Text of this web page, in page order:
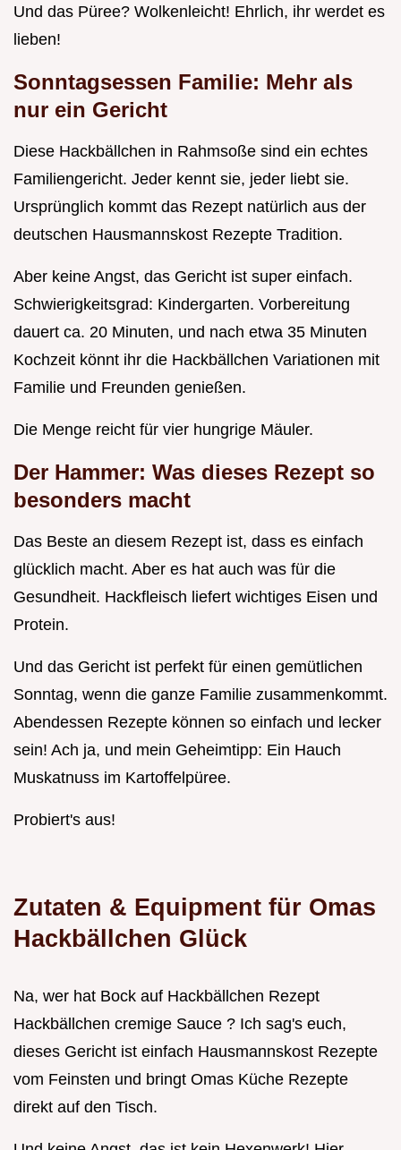
Und das Püree? Wolkenleicht! Ehrlich, ihr werdet es
lieben!
Sonntagsessen Familie: Mehr als
nur ein Gericht
Diese Hackbällchen in Rahmsoße sind ein echtes
Familiengericht. Jeder kennt sie, jeder liebt sie.
Ursprünglich kommt das Rezept natürlich aus der
deutschen Hausmannskost Rezepte Tradition.
Aber keine Angst, das Gericht ist super einfach.
Schwierigkeitsgrad: Kindergarten. Vorbereitung
dauert ca. 20 Minuten, und nach etwa 35 Minuten
Kochzeit könnt ihr die Hackbällchen Variationen mit
Familie und Freunden genießen.
Die Menge reicht für vier hungrige Mäuler.
Der Hammer: Was dieses Rezept so
besonders macht
Das Beste an diesem Rezept ist, dass es einfach
glücklich macht. Aber es hat auch was für die
Gesundheit. Hackfleisch liefert wichtiges Eisen und
Protein.
Und das Gericht ist perfekt für einen gemütlichen
Sonntag, wenn die ganze Familie zusammenkommt.
Abendessen Rezepte können so einfach und lecker
sein! Ach ja, und mein Geheimtipp: Ein Hauch
Muskatnuss im Kartoffelpüree.
Probiert's aus!
Zutaten & Equipment für Omas
Hackbällchen Glück
Na, wer hat Bock auf Hackbällchen Rezept
Hackbällchen cremige Sauce ? Ich sag's euch,
dieses Gericht ist einfach Hausmannskost Rezepte
vom Feinsten und bringt Omas Küche Rezepte
direkt auf den Tisch.